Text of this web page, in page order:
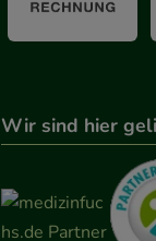
Wir sind hier